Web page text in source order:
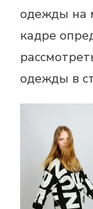
одежды на
кадре
одежды в